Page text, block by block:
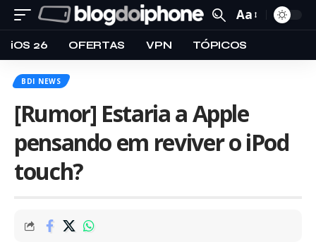
Aa
iOS 26 OFERTAS VPN TÓPICOS
BDI NEWS
[Rumor] Estaria a Apple
pensando em reviver o iPod
touch?